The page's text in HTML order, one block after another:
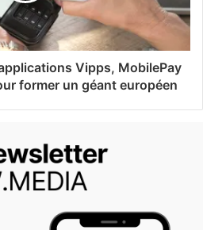
Vipps, MobilePay
former un géant européen